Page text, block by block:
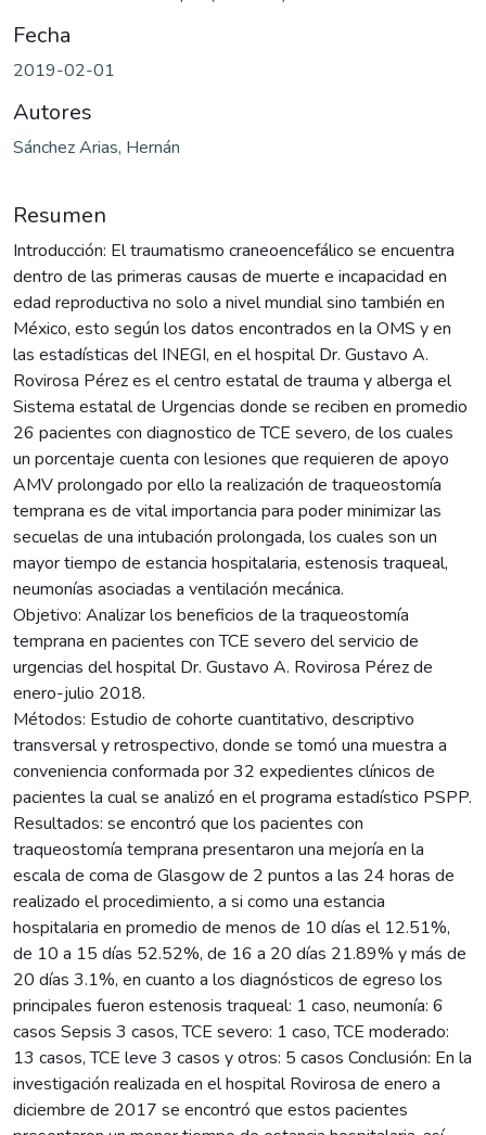
Fecha
2019-02-01
Autores
Sánchez Arias, Hernán
Resumen
Introducción: El traumatismo craneoencefálico se encuentra
dentro de las primeras causas de muerte e incapacidad en
edad reproductiva no solo a nivel mundial sino también en
México, esto según los datos encontrados en la OMS y en
las estadísticas del INEGI, en el hospital Dr. Gustavo A.
Rovirosa Pérez es el centro estatal de trauma y alberga el
Sistema estatal de Urgencias donde se reciben en promedio
26 pacientes con diagnostico de TCE severo, de los cuales
un porcentaje cuenta con lesiones que requieren de apoyo
AMV prolongado por ello la realización de traqueostomía
temprana es de vital importancia para poder minimizar las
secuelas de una intubación prolongada, los cuales son un
mayor tiempo de estancia hospitalaria, estenosis traqueal,
neumonías asociadas a ventilación mecánica.
Objetivo: Analizar los beneficios de la traqueostomía
temprana en pacientes con TCE severo del servicio de
urgencias del hospital Dr. Gustavo A. Rovirosa Pérez de
enero-julio 2018.
Métodos: Estudio de cohorte cuantitativo, descriptivo
transversal y retrospectivo, donde se tomó una muestra a
conveniencia conformada por 32 expedientes clínicos de
pacientes la cual se analizó en el programa estadístico PSPP.
Resultados: se encontró que los pacientes con
traqueostomía temprana presentaron una mejoría en la
escala de coma de Glasgow de 2 puntos a las 24 horas de
realizado el procedimiento, a si como una estancia
hospitalaria en promedio de menos de 10 días el 12.51%,
de 10 a 15 días 52.52%, de 16 a 20 días 21.89% y más de
20 días 3.1%, en cuanto a los diagnósticos de egreso los
principales fueron estenosis traqueal: 1 caso, neumonía: 6
casos Sepsis 3 casos, TCE severo: 1 caso, TCE moderado:
13 casos, TCE leve 3 casos y otros: 5 casos Conclusión: En la
investigación realizada en el hospital Rovirosa de enero a
diciembre de 2017 se encontró que estos pacientes